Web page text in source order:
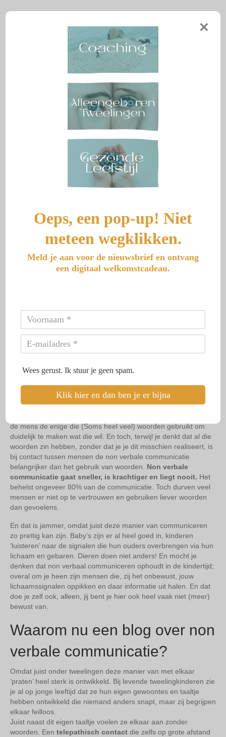
Aranka Reeuwijk
Menu
NON-VERBALE
COMMUNICATIE
30 juni 2024
n je hoofd, wilt dit graag delen met een and
leggen?’
Soms word je zo moe van al dat uit moeten leggen. Begrepen
de andere mensen om je heen jou maar wat makkelijker zonder
woorden. Non verbale communicatie….. het blijkt een lastig
fenomeen.
Communiceren zonder
woorden
de mens de enige die (Soms heel veel) woorden gebruikt om
duidelijk te maken wat die wil. En toch, terwijl je denkt dat al die
woorden zin hebben, zonder dat je je dit misschien realiseert, is
bij contact tussen mensen de non verbale communicatie
belangrijker dan het gebruik van woorden. Non verbale
communicatie gaat sneller, is krachtiger en liegt nooit. Het
behelst ongeveer 80% van de communicatie. Toch durven veel
mensen er niet op te vertrouwen en gebruiken liever woorden
dan gevoelens.
En dat is jammer, omdat juist deze manier van communiceren
zo prettig kan zijn. Baby’s zijn er al heel goed in, kinderen
‘luisteren’ naar de signalen die hun ouders overbrengen via hun
lichaam en gebaren. Dieren doen niet anders! En mocht je
denken dat non verbaal communiceren ophoudt in de kindertijd;
overal om je heen zijn mensen die, zij het onbewust, jouw
lichaamssignalen oppikken en daar informatie uit halen. En dat
doe je zelf ook, alleen, jij bent je hier ook heel vaak niet (meer)
bewust van.
Waarom nu een blog over non
verbale communicatie?
Omdat juist onder tweelingen deze manier van met elkaar
‘praten’ heel sterk is ontwikkeld. Bij levende tweelingkinderen zie
je al op jonge leeftijd dat ze hun eigen gewoontes en taaltje
hebben ontwikkeld die niemand anders snapt, maar zij begrijpen
elkaar feilloos.
Juist naast dit eigen taaltje voelen ze elkaar aan zonder
woorden. Een telepathisch contact die zelfs op grote afstand
×
Oeps, een pop-up! Niet
meteen wegklikken.
Meld je aan voor de nieuwsbrief en ontvang
een digitaal welkomstcadeau.
Wees gerust. Ik stuur je geen spam.
Klik hier en dan ben je er bijna